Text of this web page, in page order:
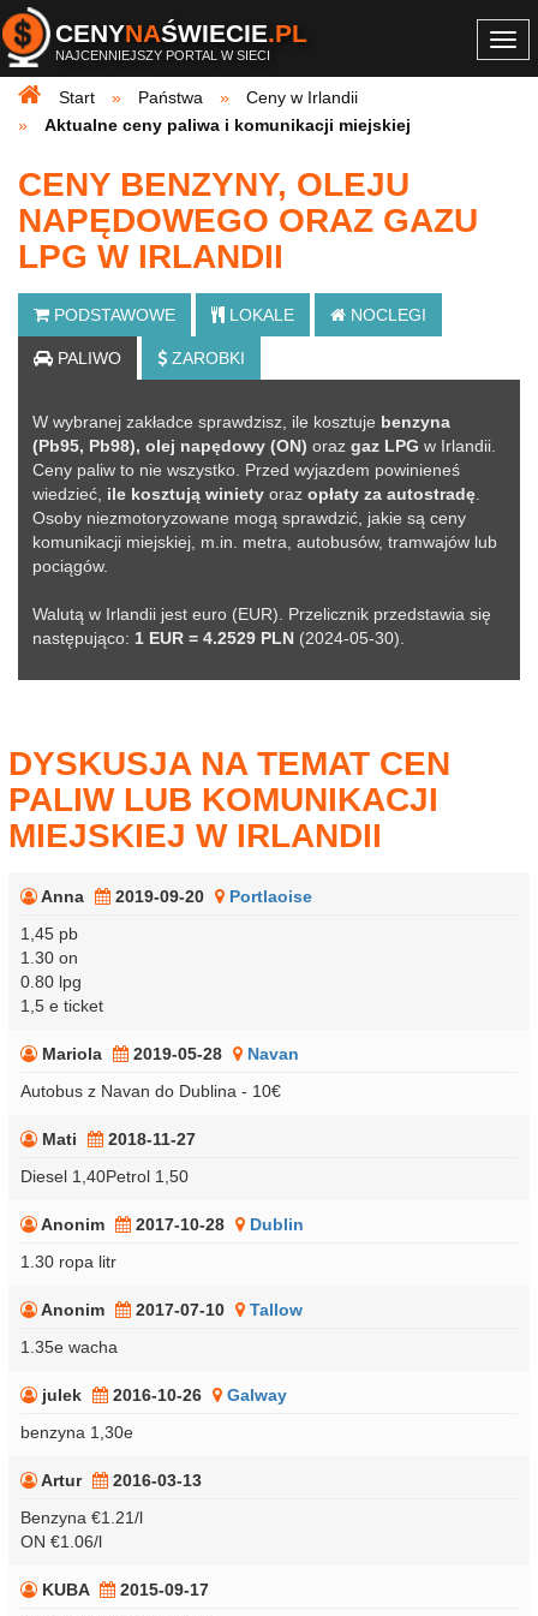
CENYNAŚWIECIE.PL
NAJCENNIEJSZY PORTAL W SIECI
Start
Państwa
Ceny w Irlandii
Aktualne ceny paliwa i komunikacji miejskiej
CENY BENZYNY, OLEJU
NAPĘDOWEGO ORAZ GAZU
LPG W IRLANDII
PODSTAWOWE LOKALE NOCLEGI
PALIWO ZAROBKI
W wybranej zakładce sprawdzisz, ile kosztuje benzyna
(Pb95, Pb98), olej napędowy (ON) oraz gaz LPG w Irlandii.
Ceny paliw to nie wszystko. Przed wyjazdem powinieneś
wiedzieć, ile kosztują winiety oraz opłaty za autostradę
Osoby niezmotoryzowane mogą sprawdzić, jakie są ceny
komunikacji miejskiej, m.in. metra, autobusów, tramwajów lub
pociągów.
Walutą w Irlandii jest euro (EUR). Przelicznik przedstawia się
następująco: 1 EUR = 4.2529 PLN (2024-05-30).
DYSKUSJA NA TEMAT CEN
PALIW LUB KOMUNIKACJI
MIEJSKIEJ W IRLANDII
Anna 2019-09-20
Portlaoise
1,45 pb
1.30 on
0.80 lpg
1,5 e ticket
Mariola 2019-05-28
Navan
Autobus z Navan do Dublina - 10€
Mati
2018-11-27
Diesel 1,40Petrol 1,50
Anonim 2017-10-28
Dublin
1.30 ropa litr
Anonim 2017-07-10
Tallow
1.35e wacha
julek 2016-10-26
Galway
benzyna 1,30e
Artur
2016-03-13
Benzyna €1.21/l
ON €1.06/l
KUBA
2015-09-17